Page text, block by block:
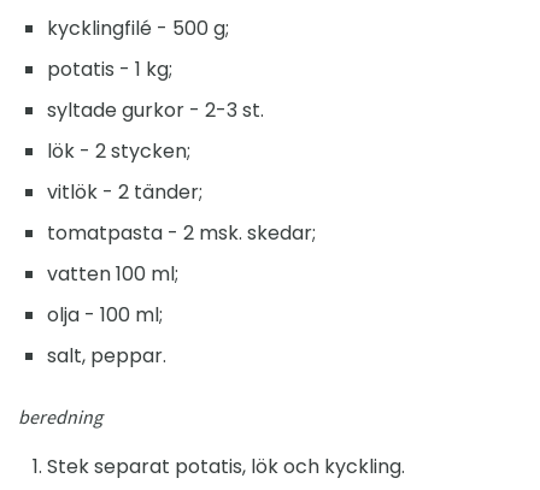
kycklingfilé - 500 g;
potatis - 1 kg;
syltade gurkor - 2-3 st.
lök - 2 stycken;
vitlök - 2 tänder;
tomatpasta - 2 msk. skedar;
vatten 100 ml;
olja - 100 ml;
salt, peppar.
beredning
Stek separat potatis, lök och kyckling.